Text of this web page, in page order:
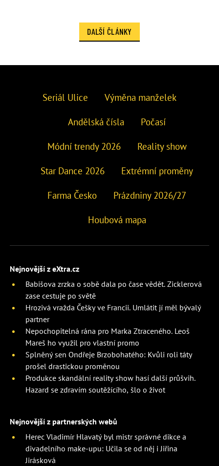
DALŠÍ ČLÁNKY
Seriál Ulice Výměna manželek
Andělská čísla Počasí
Módní trendy 2026 Reality show
Star Dance 2026 Extrémní proměny
Farma Česko Prázdniny 2026/27
Houbová mapa
Nejnovější z eXtra.cz
Babišova zrzka o sobě dala po čase vědět. Zicklerová
zase cestuje po světě
Hrozivá vražda Češky ve Francii. Umlátit jí měl bývalý
partner
Nepochopitelná rána pro Marka Ztraceného. Leoš
Mareš ho využil pro vlastní promo
Splněný sen Ondřeje Brzobohatého: Kvůli roli táty
prošel drastickou proměnou
Produkce skandální reality show hasí další průšvih.
Hazard se zdravím soutěžícího, šlo o život
Nejnovější z partnerských webů
Herec Vladimír Hlavatý byl mistr správné dikce a
divadelního make-upu: Učila se od něj i Jiřina
Jirásková